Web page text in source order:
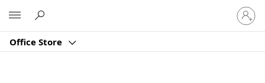
Office Store
귀
하
계